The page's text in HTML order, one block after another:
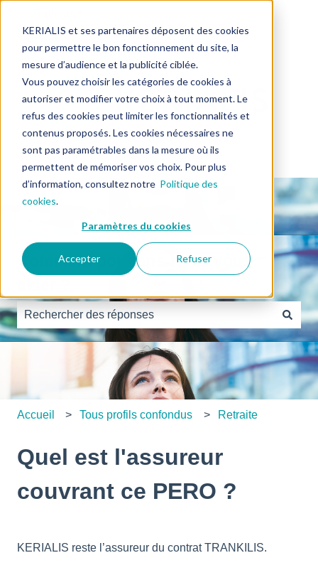
KERIALIS et ses partenaires déposent des cookies
pour permettre le bon fonctionnement du site, la
mesure d’audience et la publicité ciblée.
Vous pouvez choisir les catégories de cookies à
autoriser et modifier votre choix à tout moment. Le
refus des cookies peut limiter les fonctionnalités et
contenus proposés. Les cookies nécessaires ne
sont pas paramétrables dans la mesure où ils
permettent de mémoriser vos choix. Pour plus
d’information, consultez notre Politique des
cookies.
Paramètres du cookies
Accepter Refuser
Comment pouvons-nous vous
Il n'y a aucune suggestion car le champ de recherche
Accueil Tous profils confondus Retraite
Quel est l'assureur
couvrant ce PERO ?
KERIALIS reste l’assureur du contrat TRANKILIS.